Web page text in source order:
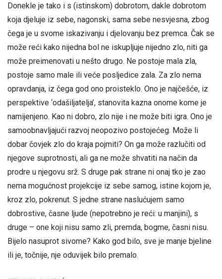
Donekle je tako i s (istinskom) dobrotom, dakle dobrotom
koja djeluje iz sebe, nagonski, sama sebe nesvjesna, zbog
čega je u svome iskazivanju i djelovanju bez premca. Čak se
može reći kako nijedna bol ne iskupljuje nijedno zlo, niti ga
može preimenovati u nešto drugo. Ne postoje mala zla,
postoje samo male ili veće posljedice zala. Za zlo nema
opravdanja, iz čega god ono proisteklo. Ono je najčešće, iz
perspektive ‘odašiljatelja’, stanovita kazna onome kome je
namijenjeno. Kao ni dobro, zlo nije i ne može biti igra. Ono je
samoobnavljajući razvoj neopozivo postojećeg. Može li
dobar čovjek zlo do kraja pojmiti? On ga može razlučiti od
njegove suprotnosti, ali ga ne može shvatiti na način da
prodre u njegovu srž. S druge pak strane ni onaj tko je zao
nema mogućnost projekcije iz sebe samog, istine kojom je,
kroz zlo, pokrenut. S jedne strane naslućujem samo
dobrostive, časne ljude (nepotrebno je reći: u manjini), s
druge – one koji nisu samo zli, premda, bogme, časni nisu.
Bijelo nasuprot sivome? Kako god bilo, sve je manje bjeline
ili je, točnije, nje oduvijek bilo premalo.